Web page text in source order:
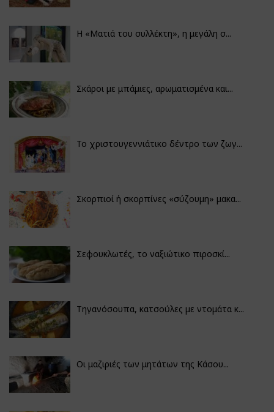
H «Ματιά του συλλέκτη», η μεγάλη σ...
Σκάροι με μπάμιες, αρωματισμένα και...
Το χριστουγεννιάτικο δέντρο των ζωγ...
Σκορπιοί ή σκορπίνες «σύζουμη» μακα...
Σεφουκλωτές, το ναξιώτικο πιροσκί...
Τηγανόσουπα, κατσούλες με ντομάτα κ...
Οι μαζιριές των μητάτων της Κάσου...